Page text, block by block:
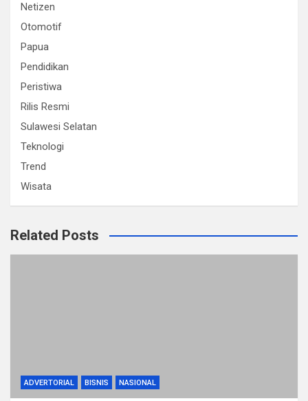
Netizen
Otomotif
Papua
Pendidikan
Peristiwa
Rilis Resmi
Sulawesi Selatan
Teknologi
Trend
Wisata
Related Posts
ADVERTORIAL BISNIS NASIONAL